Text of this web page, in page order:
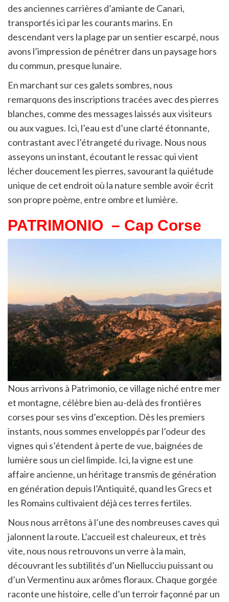
des anciennes carrières d’amiante de Canari,
transportés ici par les courants marins. En
descendant vers la plage par un sentier escarpé, nous
avons l’impression de pénétrer dans un paysage hors
du commun, presque lunaire.
En marchant sur ces galets sombres, nous
remarquons des inscriptions tracées avec des pierres
blanches, comme des messages laissés aux visiteurs
ou aux vagues. Ici, l’eau est d’une clarté étonnante,
contrastant avec l’étrangeté du rivage. Nous nous
asseyons un instant, écoutant le ressac qui vient
lécher doucement les pierres, savourant la quiétude
unique de cet endroit où la nature semble avoir écrit
son propre poème, entre ombre et lumière.
PATRIMONIO – Cap Corse
Nous arrivons à Patrimonio, ce village niché entre mer
et montagne, célèbre bien au-delà des frontières
corses pour ses vins d’exception. Dès les premiers
instants, nous sommes enveloppés par l’odeur des
vignes qui s’étendent à perte de vue, baignées de
lumière sous un ciel limpide. Ici, la vigne est une
affaire ancienne, un héritage transmis de génération
en génération depuis l’Antiquité, quand les Grecs et
les Romains cultivaient déjà ces terres fertiles.
Nous nous arrêtons à l’une des nombreuses caves qui
jalonnent la route. L’accueil est chaleureux, et très
vite, nous nous retrouvons un verre à la main,
découvrant les subtilités d’un Niellucciu puissant ou
d’un Vermentinu aux arômes floraux. Chaque gorgée
raconte une histoire, celle d’un terroir façonné par un